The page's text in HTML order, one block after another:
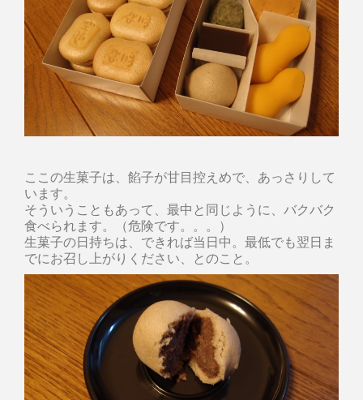
ここの生菓子は、餡子が甘目控えめで、あっさりして
います。
そういうこともあって、最中と同じように、バクバク
食べられます。（危険です。。。）
生菓子の日持ちは、できれば当日中。最低でも翌日ま
でにお召し上がりください、とのこと。